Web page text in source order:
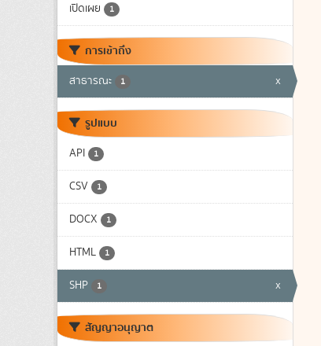
เปิดเผย 1
การเข้าถึง
สาธารณะ 1 x
รูปแบบ
API 1
CSV 1
DOCX 1
HTML 1
SHP 1 x
สัญญาอนุญาต